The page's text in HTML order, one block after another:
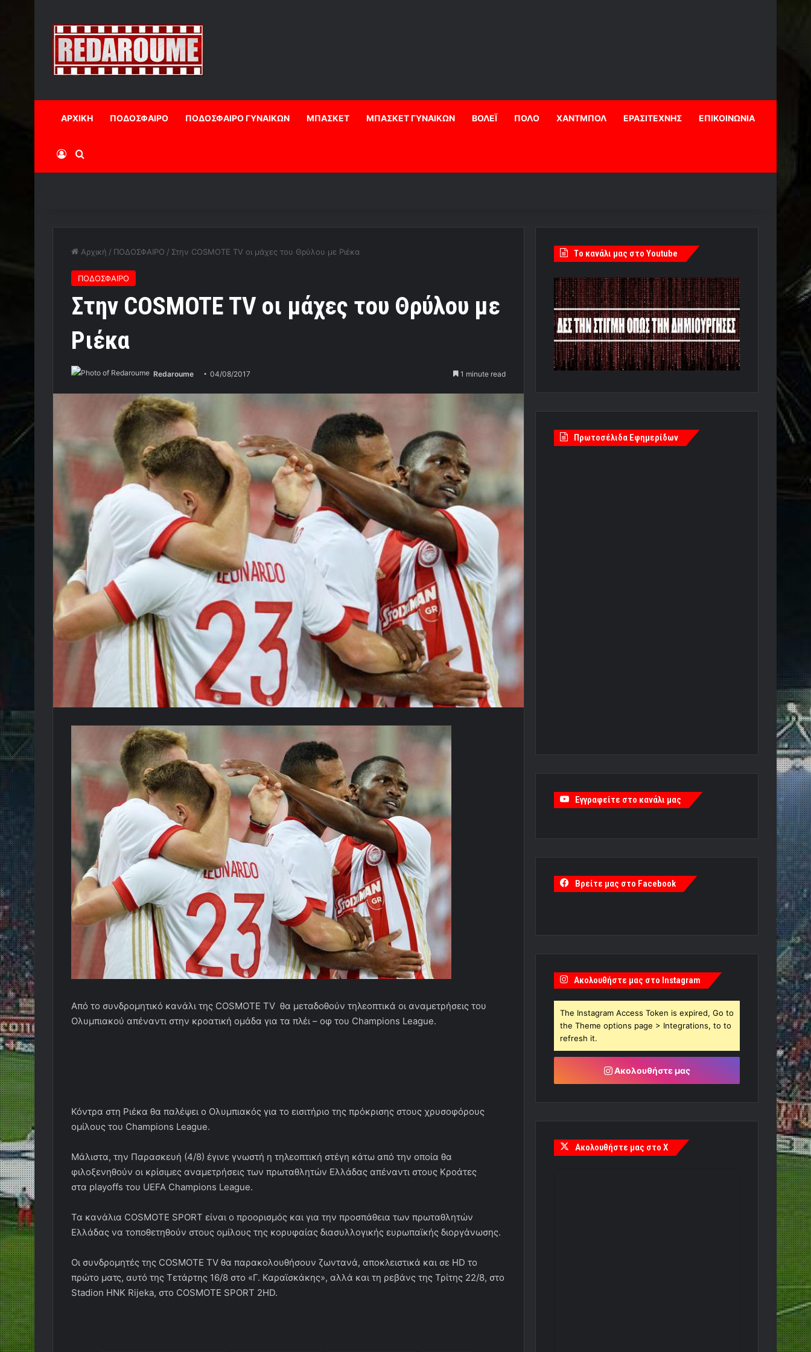
ΑΡΧΙΚΗ ΠΟΔΟΣΦΑΙΡΟ ΠΟΔΟΣΦΑΙΡΟ ΓΥΝΑΙΚΩΝ ΜΠΑΣΚΕΤ ΜΠΑΣΚΕΤ ΓΥΝΑΙΚΩΝ ΒΟΛΕΪ ΠΟΛΟ ΧΑΝΤΜΠΟΛ ΕΡΑΣΙΤΕΧΝΗΣ ΕΠΙΚΟΙΝΩΝΙΑ
Log InΑναζήτηση
Αρχική / ΠΟΔΟΣΦΑΙΡΟ / Στην COSMOTE TV οι μάχες του Θρύλου με Ριέκα
ΠΟΔΟΣΦΑΙΡΟ
Στην COSMOTE TV οι μάχες του Θρύλου με
Ριέκα
Redaroume 04/08/2017 1 minute read
Από το συνδρομητικό κανάλι της COSMOTE TV θα μεταδοθούν τηλεοπτικά οι αναμετρήσεις του
Ολυμπιακού απέναντι στην κροατική ομάδα για τα πλέι – οφ του Champions League.
Κόντρα στη Ριέκα θα παλέψει ο Ολυμπιακός για το εισιτήριο της πρόκρισης στους χρυσοφόρους
ομίλους του Champions League.
Μάλιστα, την Παρασκευή (4/8) έγινε γνωστή η τηλεοπτική στέγη κάτω από την οποία θα
φιλοξενηθούν οι κρίσιμες αναμετρήσεις των πρωταθλητών Ελλάδας απέναντι στους Κροάτες
στα playoffs του UEFA Champions League.
Τα κανάλια COSMOTE SPORT είναι ο προορισμός και για την προσπάθεια των πρωταθλητών
Ελλάδας να τοποθετηθούν στους ομίλους της κορυφαίας διασυλλογικής ευρωπαϊκής διοργάνωσης.
Οι συνδρομητές της COSMOTE TV θα παρακολουθήσουν ζωντανά, αποκλειστικά και σε HD το
πρώτο ματς, αυτό της Τετάρτης 16/8 στο «Γ. Καραϊσκάκης», αλλά και τη ρεβάνς της Τρίτης 22/8, στο
Stadion HNK Rijeka, στο COSMOTE SPORT 2HD.
Tο κανάλι μας στο Youtube
Πρωτοσέλιδα Εφημερίδων
Εγγραφείτε στο κανάλι μας
Βρείτε μας στο Facebook
Ακολουθήστε μας στο Instagram
The Instagram Access Token is expired, Go to
the Theme options page > Integrations, to to
refresh it.
Ακολουθήστε μας
Ακολουθήστε μας στο X